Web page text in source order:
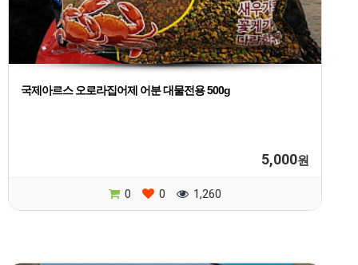
국제아르스 오로라집어제 어분 대물전용 500g
5,000원
0 0 1,260